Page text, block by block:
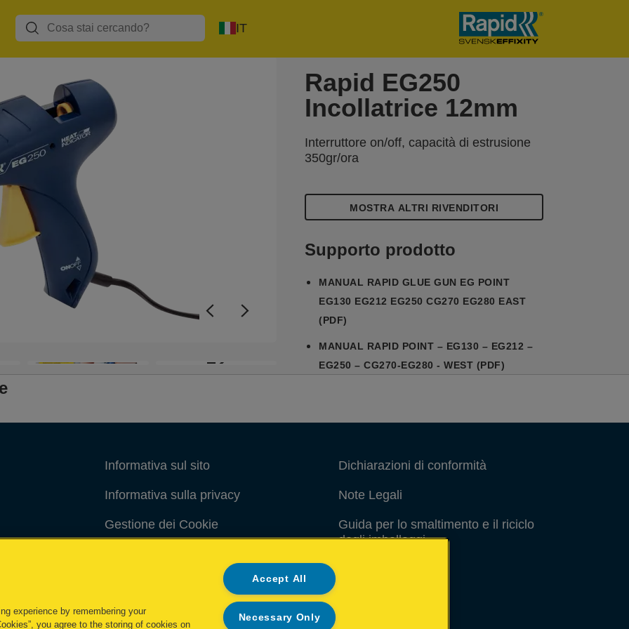
IT
+2
Rapid EG250
Incollatrice 12mm
Interruttore on/off, capacità di estrusione
350gr/ora
MOSTRA ALTRI RIVENDITORI
Supporto prodotto
MANUAL RAPID GLUE GUN EG POINT
EG130 EG212 EG250 CG270 EG280 EAST
(PDF)
MANUAL RAPID POINT – EG130 – EG212 –
EG250 – CG270-EG280 - WEST (PDF)
Informativa sul sito
Informativa sulla privacy
Gestione dei Cookie
Condizioni di garanzia
Dichiarazioni di conformità
Note Legali
Guida per lo smaltimento e il riciclo
degli imballaggi
experience by remembering your
you agree to the storing of cookies on
Accept All
Necessary Only